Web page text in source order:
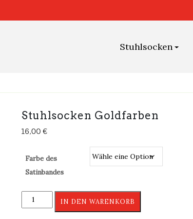
Stuhlsocken
Stuhlsocken Goldfarben
16,00 €
Farbe des
Satinbandes
Stuhlsocken
Goldfarben
IN DEN WARENKORB